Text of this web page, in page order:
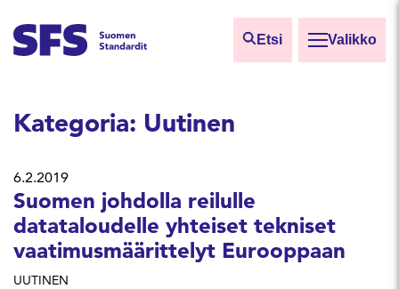
Etsi Valikko
Hae hakutermillä
Kategoria: Uutinen
6.2.2019
Suomen johdolla reilulle
datataloudelle yhteiset tekniset
vaatimusmäärittelyt Eurooppaan
UUTINEN